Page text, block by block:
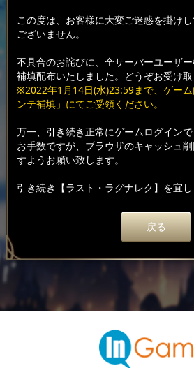
この度は、お客様に大変ご迷惑を掛け
ございません。
不具合のお詫びに、全サーバーユーザ
補填配布いたしました。どうぞお受け取
※2022年1月14日(水)23:59まで、ゲー
ンテ補填」にてご受領ください。
万一、引き続き正常にゲームログインで
お手数ですが、ブラウザのキャッシュ
すようお願い致します。
引き続き【ラスト・ラグナレク】を宜し
戻る